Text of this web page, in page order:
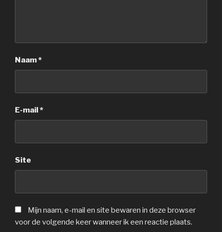
Naam*
E-mail *
Site
Mijn naam, e-mail en site bewaren in deze browser
voor de volgende keer wanneer ik een reactie plaats.